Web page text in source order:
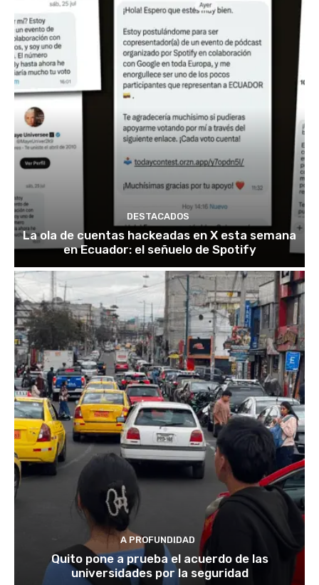
DESTACADOS
La ola de cuentas hackeadas en X esta semana
en Ecuador: el señuelo de Spotify
A PROFUNDIDAD
Quito pone a prueba el acuerdo de las
universidades por la seguridad